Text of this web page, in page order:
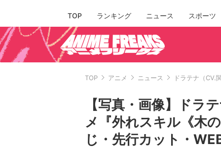
TOP ランキング ニュース スポーツ
TOP アニメ ニュース ドラテナ（CV.
【写真・画像】ドラ
メ『外れスキル《木
じ・先行カット・